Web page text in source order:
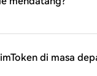
di masa